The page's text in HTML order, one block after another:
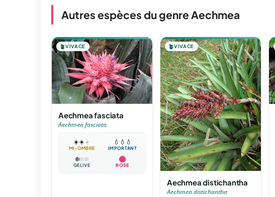
Autres espèces du genre Aechmea
🪴VIVACE
Aechmea fasciata
Aechmea fasciata
☀️☀️☀️
MI-OMBRE
💧 💧 💧
IMPORTANT
❄️❄️❄️
GÉLIVE ROSE
🪴VIVACE
Aechmea distichantha
Aechmea distichantha